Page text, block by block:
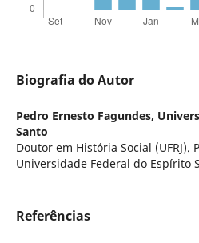
Biografia do Autor
Pedro Ernesto Fagundes,
Santo
Doutor em História Social (UFRJ).
Universidade Federal do Espírito
Referências